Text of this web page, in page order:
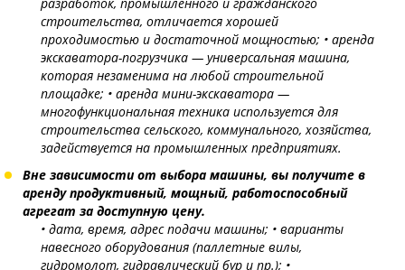
строительства, отличается хорошей
проходимостью и достаточной мощностью; • аренда
экскаватора-погрузчика — универсальная машина,
которая незаменима на любой строительной
площадке; • аренда мини-экскаватора —
многофункциональная техника используется для
строительства сельского, коммунального, хозяйства,
задействуется на промышленных предприятиях.
Вне зависимости от выбора машины, вы получите в
аренду продуктивный, мощный, работоспособный
агрегат за доступную цену.
• дата, время, адрес подачи машины; • варианты
навесного оборудования (паллетные вилы,
гидромолот, гидравлический бур и пр.); •